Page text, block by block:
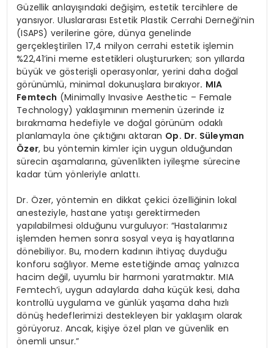
Güzellik anlayışındaki değişim, estetik tercihlere de
yansıyor. Uluslararası Estetik Plastik Cerrahi Derneği’nin
(ISAPS) verilerine göre, dünya genelinde
gerçekleştirilen 17,4 milyon cerrahi estetik işlemin
%22,41’ini meme estetikleri oluştururken; son yıllarda
büyük ve gösterişli operasyonlar, yerini daha doğal
görünümlü, minimal dokunuşlara bırakıyor. MIA
Femtech (Minimally Invasive Aesthetic – Female
Technology) yaklaşımının memenin üzerinde iz
bırakmama hedefiyle ve doğal görünüm odaklı
planlamayla öne çıktığını aktaran Op. Dr. Süleyman
Özer, bu yöntemin kimler için uygun olduğundan
sürecin aşamalarına, güvenlikten iyileşme sürecine
kadar tüm yönleriyle anlattı.
Dr. Özer, yöntemin en dikkat çekici özelliğinin lokal
anesteziyle, hastane yatışı gerektirmeden
yapılabilmesi olduğunu vurguluyor: “Hastalarımız
işlemden hemen sonra sosyal veya iş hayatlarına
dönebiliyor. Bu, modern kadının ihtiyaç duyduğu
konforu sağlıyor. Meme estetiğinde amaç yalnızca
hacim değil, uyumlu bir harmoni yaratmaktır. MIA
Femtech’i, uygun adaylarda daha küçük kesi, daha
kontrollü uygulama ve günlük yaşama daha hızlı
dönüş hedeflerimizi destekleyen bir yaklaşım olarak
görüyoruz. Ancak, kişiye özel plan ve güvenlik en
önemli unsur.”